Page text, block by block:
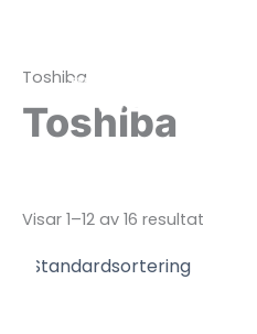
innehåll
Toshiba
Toshiba
Visar 1–12 av 16 resultat